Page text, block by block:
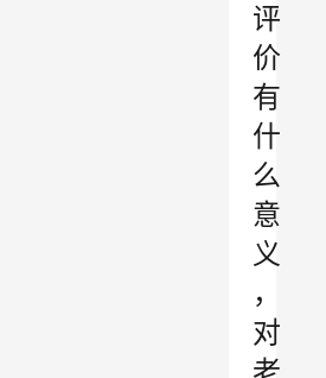
评
价
有
什
么
意
义
，
对